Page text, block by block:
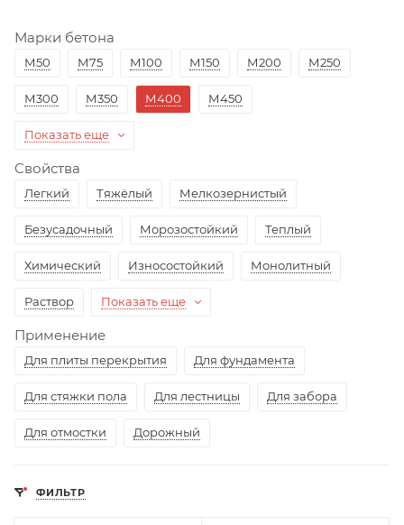
Марки бетона
М50 М75 М100 М150 М200 М250
М300 М350 М400 М450
Показать еще
Свойства
Легкий Тяжёлый Мелкозернистый
Безусадочный Морозостойкий Теплый
Химический Износостойкий Монолитный
Раствор Показать еще
Применение
Для плиты перекрытия Для фундамента
Для стяжки пола Для лестницы Для забора
Для отмостки Дорожный
ФИЛЬТР